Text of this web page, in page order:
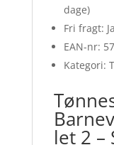
dage)
Fri fragt:
EAN-nr:
Kategori:
let 2 –